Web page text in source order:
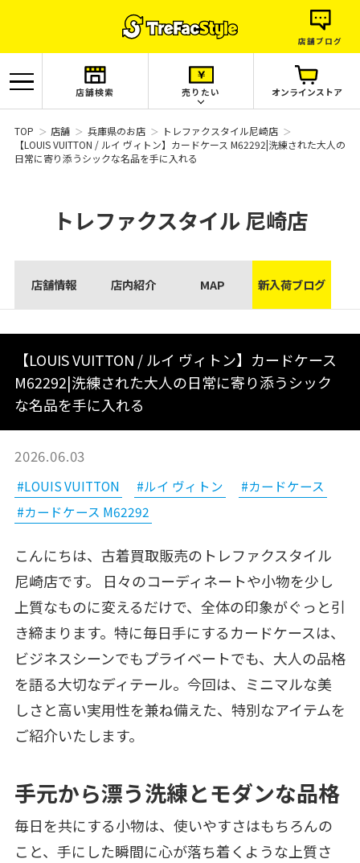
店舗ブログ
店舗検索 売りたい オンラインストア
TOP 店舗 兵庫県のお店
トレファクスタイル尼崎店
【LOUIS VUITTON / ルイ ヴィトン】カードケース M62292|洗練された大人の
日常に寄り添うシックな名品を手に入れる
トレファクスタイル尼崎店
店舗情報 店内紹介 MAP 新入荷ブログ
【LOUIS VUITTON / ルイ ヴィトン】カードケース
M62292|洗練された大人の日常に寄り添うシック
な名品を手に入れる
2026.06.03
#LOUIS VUITTON #ルイ ヴィトン
#カードケース
#カードケース M62292
こんにちは、古着買取販売のトレファクスタイル
尼崎店です。 日々のコーディネートや小物を少し
上質なものに変えるだけで、全体の印象がぐっと引
き締まります。特に毎日手にするカードケースは、
ビジネスシーンでもプライベートでも、大人の品格
を語る大切なディテール。今回は、ミニマルな美
しさと高い実用性を兼ね備えた、特別なアイテムを
ご紹介いたします。
手元から漂う洗練とモダンな品格
毎日を共にする小物は、使いやすさはもちろんの
こと、手にした瞬間に心が落ち着くような上質さ